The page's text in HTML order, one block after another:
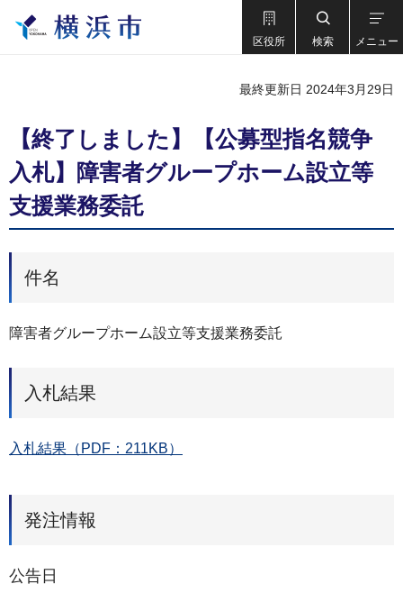
区役所 検索 メニュー
最終更新日 2024年3月29日
【終了しました】【公募型指名競争
入札】障害者グループホーム設立等
支援業務委託
件名
障害者グループホーム設立等支援業務委託
入札結果
入札結果（PDF：211KB）
発注情報
公告日